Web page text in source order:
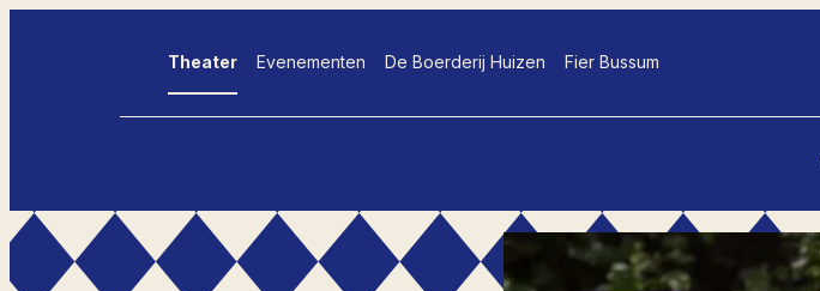
Theater Evenementen De Boerderij Huizen Fier Bussum
- Home pagina